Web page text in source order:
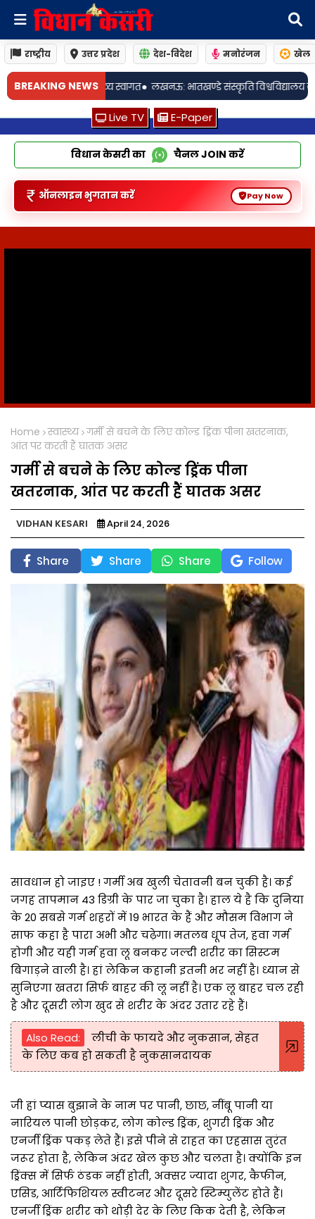
राष्ट्रीय उत्तर प्रदेश देश-विदेश मनोरंजन खेल
BREAKING NEWS
भातखण्डे संस्कृति विश्वविद्यालय के 16वें दीक्षांत समारोह में श्रीमती संध्या
Live TV E-Paper
विधान केसरी का चैनलJOIN करें
ऑनलाइन भुगतान करें Pay Now
Home स्वास्थ्य गर्मी से बचने के लिए कोल्ड ड्रिंक पीना खतरनाक,
आंत पर करती हैं घातक असर
गर्मी से बचने के लिए कोल्ड ड्रिंक पीना
खतरनाक, आंत पर करती हैं घातक असर
VIDHAN KESARI April 24, 2026
Share Share Share Follow
सावधान हो जाइए ! गर्मी अब खुली चेतावनी बन चुकी है। कई
जगह तापमान 43 डिग्री के पार जा चुका है। हाल ये है कि दुनिया
के 20 सबसे गर्म शहरों में 19 भारत के हैं और मौसम विभाग ने
साफ कहा है पारा अभी और चढ़ेगा। मतलब धूप तेज, हवा गर्म
होगी और यही गर्म हवा लू बनकर जल्दी शरीर का सिस्टम
बिगाड़ने वाली है। हां लेकिन कहानी इतनी भर नहीं है। ध्यान से
सुनिएगा खतरा सिर्फ बाहर की लू नहीं है। एक लू बाहर चल रही
है और दूसरी लोग खुद से शरीर के अंदर उतार रहे हैं।
Also Read:
लीची के फायदे और नुकसान, सेहत
के लिए कब हो सकती है नुकसानदायक
जी हां प्यास बुझाने के नाम पर पानी, छाछ, नींबू पानी या
नारियल पानी छोड़कर, लोग कोल्ड ड्रिंक, शुगरी ड्रिंक और
एनर्जी ड्रिंक पकड़ लेते हैं। इसे पीने से राहत का एहसास तुरंत
जरूर होता है, लेकिन अंदर खेल कुछ और चलता है। क्योंकि इन
ड्रिंक्स में सिर्फ ठंडक नहीं होती, अक्सर ज्यादा शुगर, कैफीन,
एसिड, आर्टिफिशियल स्वीटनर और दूसरे स्टिम्युलेंट होते हैं।
एनर्जी ड्रिंक शरीर को थोड़ी देर के लिए किक देती है, लेकिन